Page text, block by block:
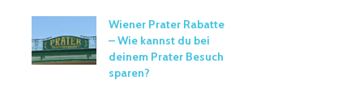
Wiener Prater Rabatte
– Wie kannst du bei
deinem Prater Besuch
sparen?